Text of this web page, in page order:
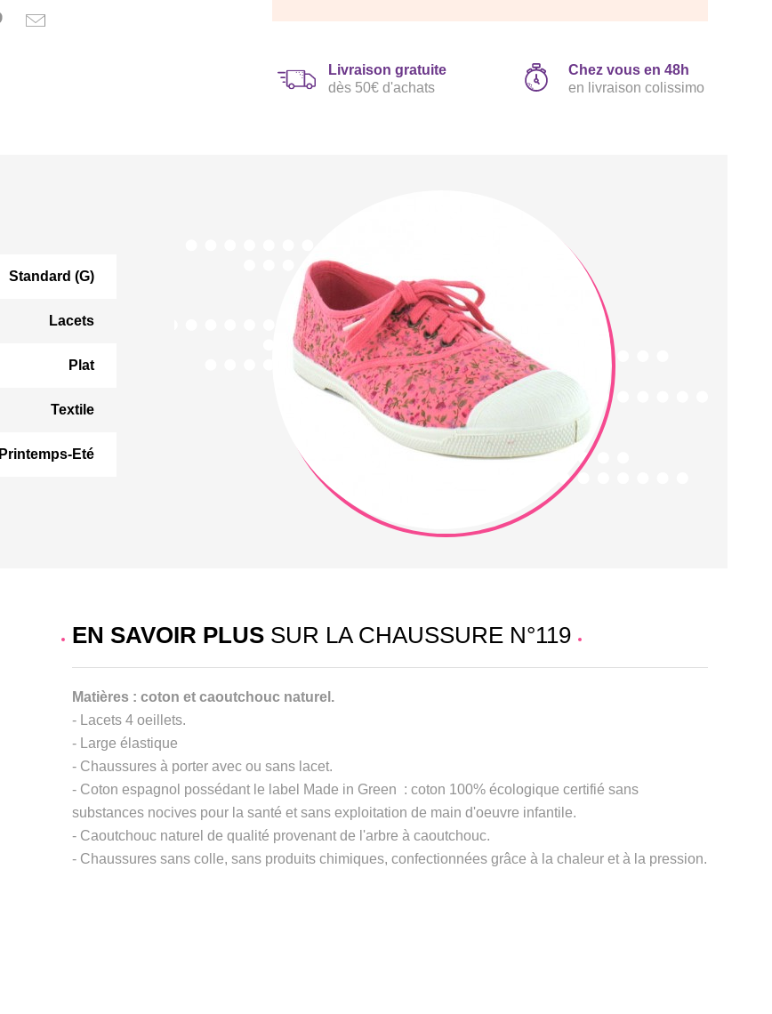
Livraison gratuite
dès 50€ d'achats
Chez vous en 48h
en livraison colissimo
Standard (G)
Lacets
Plat
Textile
Printemps-Eté
EN SAVOIR PLUS SUR LA CHAUSSURE N°119
Matières : coton et caoutchouc naturel.
- Lacets 4 oeillets.
- Large élastique
- Chaussures à porter avec ou sans lacet.
- Coton espagnol possédant le label Made in Green : coton 100% écologique certifié sans
substances nocives pour la santé et sans exploitation de main d'oeuvre infantile.
- Caoutchouc naturel de qualité provenant de l'arbre à caoutchouc.
- Chaussures sans colle, sans produits chimiques, confectionnées grâce à la chaleur et à la pression.